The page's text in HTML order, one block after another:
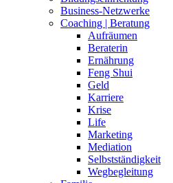
Business-Netzwerke
Coaching | Beratung
Aufräumen
Beraterin
Ernährung
Feng Shui
Geld
Karriere
Krise
Life
Marketing
Mediation
Selbstständigkeit
Wegbegleitung